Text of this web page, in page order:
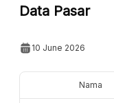
Data Pasar
10 June 2026
Nama